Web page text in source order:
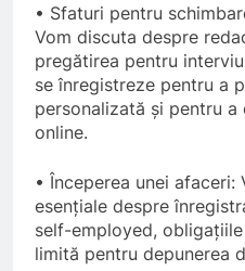
• Sfaturi pentru
Vom discuta despre
pregătirea pentru
se înregistreze pentru a
personalizată și pentru
online.
• Începerea unei
esențiale despre
self-employed,
limită pentru depunerea
5